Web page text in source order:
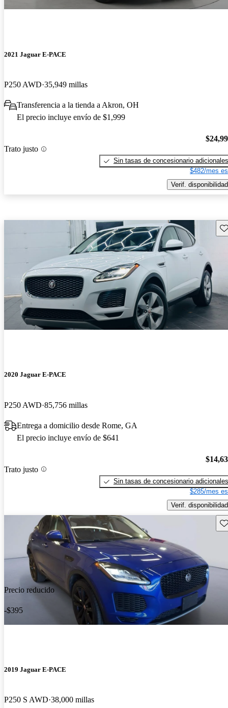
2021 Jaguar E-PACE
P250 AWD 35,949 millas
Transferencia a la tienda a Akron, OH
El precio incluye envío de $1,999
Trato justo
Sin tasas de concesionario adicionales
$482/mes
Verif. disponibilidad
2020 Jaguar E-PACE
P250 AWD 85,756 millas
Entrega a domicilio desde Rome, GA
El precio incluye envío de $641
Trato justo
Sin tasas de concesionario adicionales
$285/mes
Verif. disponibilidad
Precio reducido
-$395
2019 Jaguar E-PACE
P250 S AWD 38,000 millas